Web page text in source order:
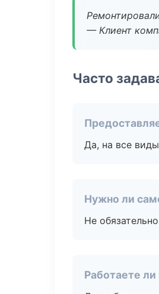
— Клиент
Часто
Да, на все
Нужно ли
Не
Работаете